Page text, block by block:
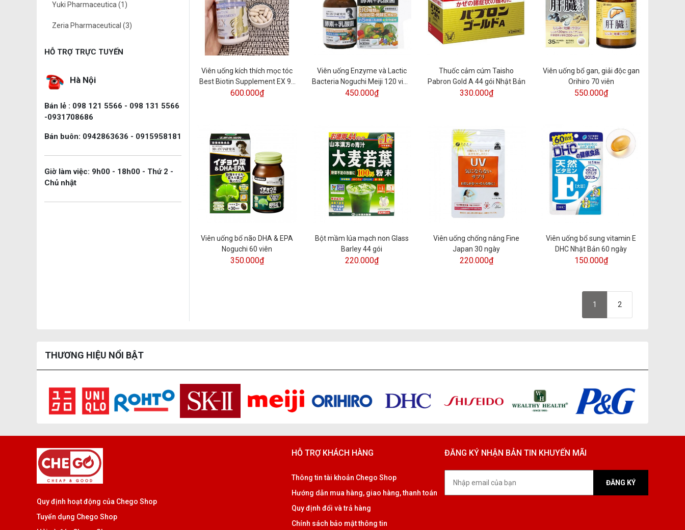
Yuki Pharmaceutica (1)
Zeria Pharmaceutical (3)
HỖ TRỢ TRỰC TUYẾN
Hà Nội
Bán lẻ : 098 121 5566 - 098 131 5566
-0931708686
Bán buôn: 0942863636 - 0915958181
Giờ làm việc: 9h00 - 18h00 - Thứ 2 -
Chủ nhật
Viên uống kích thích mọc tóc
Best Biotin Supplement EX 90
viên
600.000₫
Viên uống Enzyme và Lactic
Bacteria Noguchi Meiji 120 viên
- Hỗ trợ tiêu hoá của Nhật Bản
450.000₫
Thuốc cảm cúm Taisho
Pabron Gold A 44 gói Nhật Bản
330.000₫
Viên uống bổ gan, giải độc gan
Orihiro 70 viên
550.000₫
Viên uống bổ não DHA & EPA
Noguchi 60 viên
350.000₫
Bột mầm lúa mạch non Glass
Barley 44 gói
220.000₫
Viên uống chống nắng Fine
Japan 30 ngày
220.000₫
Viên uống bổ sung vitamin E
DHC Nhật Bản 60 ngày
150.000₫
1 2
THƯƠNG HIỆU NỔI BẬT
Quy định hoạt động của Chego Shop
Tuyển dụng Chego Shop
HỖ TRỢ KHÁCH HÀNG
Thông tin tài khoản Chego Shop
Hướng dẫn mua hàng, giao hàng, thanh toán
Quy định đổi và trả hàng
Chính sách bảo mật thông tin
ĐĂNG KÝ NHẬN BẢN TIN KHUYẾN MÃI
ĐĂNG KÝ